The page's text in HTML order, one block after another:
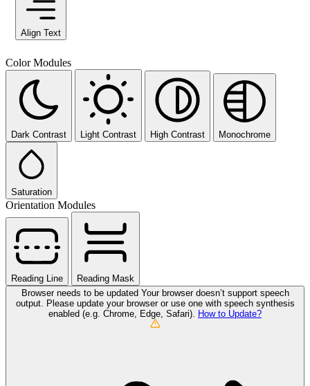
Align Text
Color Modules
Dark Contrast Light Contrast High Contrast Monochrome
Saturation
Orientation Modules
Reading Line
Reading Mask
Browser needs to be updated Your browser doesn’t support speech
output. Please update your browser or use one with speech synthesis
enabled (e.g. Chrome, Edge, Safari).
How to Update?